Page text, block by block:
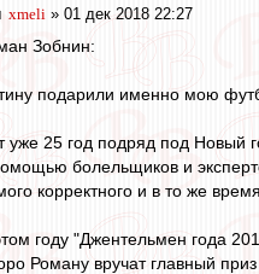
xmeli » 01 дек 2018 22:27
Зобнин:
подарили именно мою
уже 25 год подряд под Новый
болельщиков и
корректного и в то же
году "Джентельмен года
Роману вручат главный